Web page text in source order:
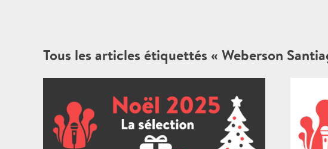
Tous les articles étiquettés « Weberson